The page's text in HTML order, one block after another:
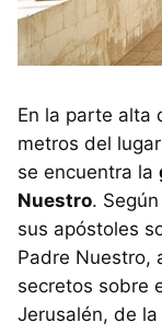
En la parte alta
metros del
se encuentra la
Nuestro.
sus apóstoles
Padre Nuestro,
secretos sobre
Jerusalén, de